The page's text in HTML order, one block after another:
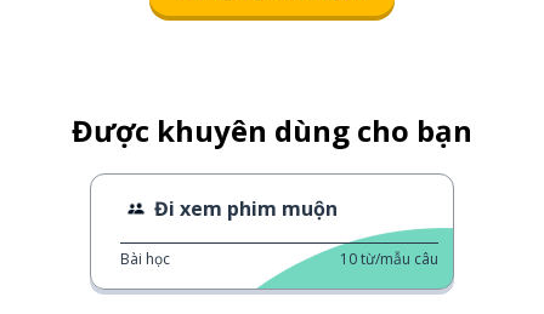
Được khuyên dùng cho bạn
Đi xem phim muộn
Bài học 10từ/mẫu câu